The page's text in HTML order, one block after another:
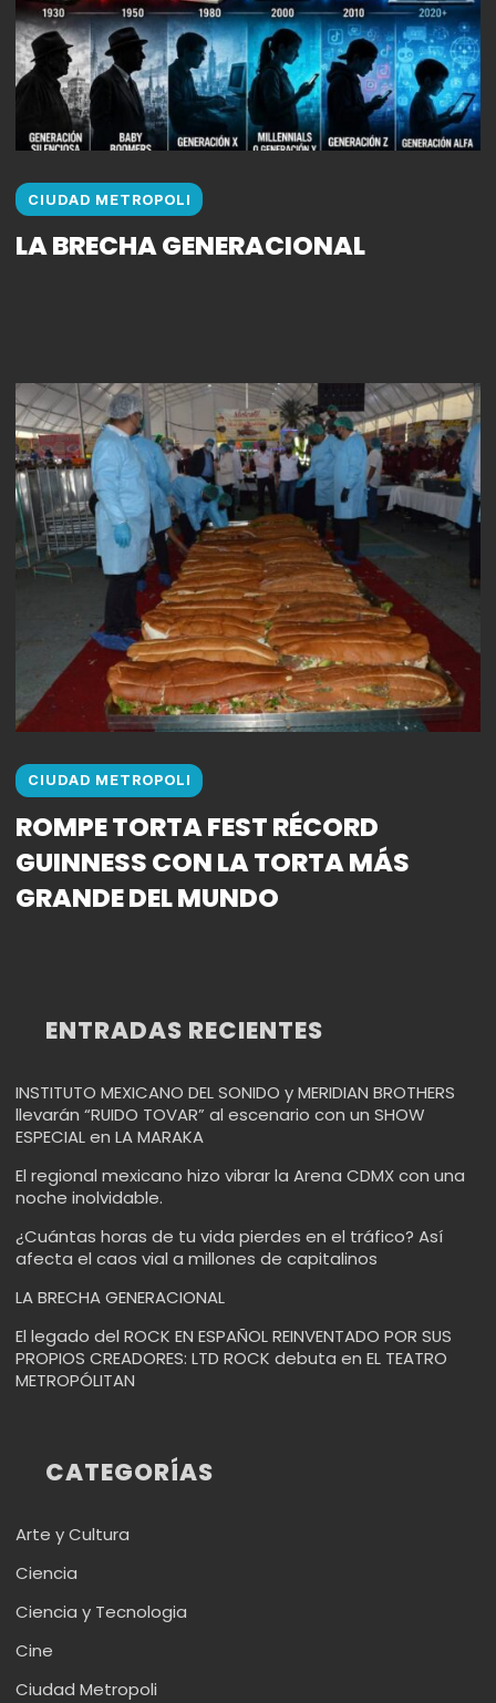
CIUDAD METROPOLI
LA BRECHA GENERACIONAL
CIUDAD METROPOLI
ROMPE TORTA FEST RÉCORD
GUINNESS CON LA TORTA MÁS
GRANDE DEL MUNDO
ENTRADAS RECIENTES
INSTITUTO MEXICANO DEL SONIDO y MERIDIAN BROTHERS
llevarán “RUIDO TOVAR” al escenario con un SHOW
ESPECIAL en LA MARAKA
El regional mexicano hizo vibrar la Arena CDMX con una
noche inolvidable.
¿Cuántas horas de tu vida pierdes en el tráfico? Así
afecta el caos vial a millones de capitalinos
LA BRECHA GENERACIONAL
El legado del ROCK EN ESPAÑOL REINVENTADO POR SUS
PROPIOS CREADORES: LTD ROCK debuta en EL TEATRO
METROPÓLITAN
CATEGORÍAS
Arte y Cultura
Ciencia
Ciencia y Tecnologia
Cine
Ciudad Metropoli